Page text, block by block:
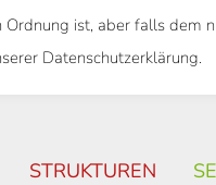
STRUKTUREN
ist, aber falls
Datenschutzerklärung.